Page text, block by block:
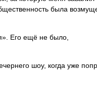
была
Его ещё не было,
шоу, когда уже